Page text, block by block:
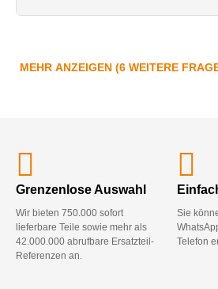
MEHR ANZEIGEN (6 WEITERE
Grenzenlose Auswahl
Wir bieten 750.000 sofort
lieferbare Teile sowie mehr als
42.000.000 abrufbare Ersatzteil-
Referenzen an.
Sie
Telefon